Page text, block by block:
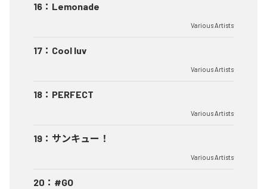
16 ： Lemonade
Various Artists
17 ： Cool luv
Various Artists
18 ： PERFECT
Various Artists
19 ： サンキュー！
Various Artists
20 ： #GO